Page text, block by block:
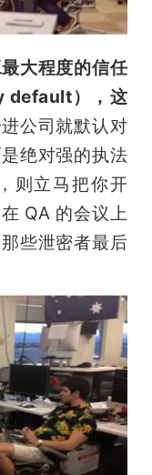
大程度的信任
default），这
公司就默认对
绝对强的执法
则立马把你开
QA 的会议上
些泄密者最后